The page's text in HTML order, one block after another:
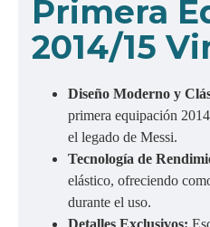
Primera
2014/15
Diseño Moderno y
primera equipación
el legado de Messi.
Tecnología de
elástico, ofreciendo
durante el uso.
Detalles Exclusivos: